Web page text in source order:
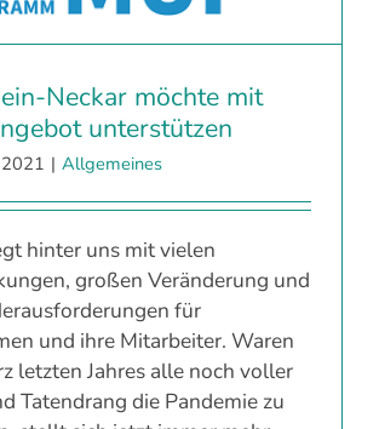
Neckar möchte mit
unterstützen
| Allgemeines
hinter uns mit vielen
großen Veränderung und
für
und ihre Mitarbeiter. Waren
letzten Jahres alle noch voller
Tatendrang die Pandemie zu